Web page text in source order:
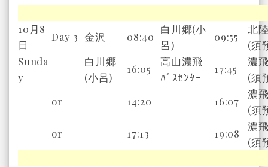
10月8
日
Day 3 金沢 08:40
白川郷(小
呂)
09:55
北
(須
Sunda
y
白川郷
(小呂)
16:05
高山濃飛
ﾊﾞｽｾﾝﾀｰ
17:45
濃
(須
or
14:20 16:07
濃
(須
or
17:13 19:08
濃
(須